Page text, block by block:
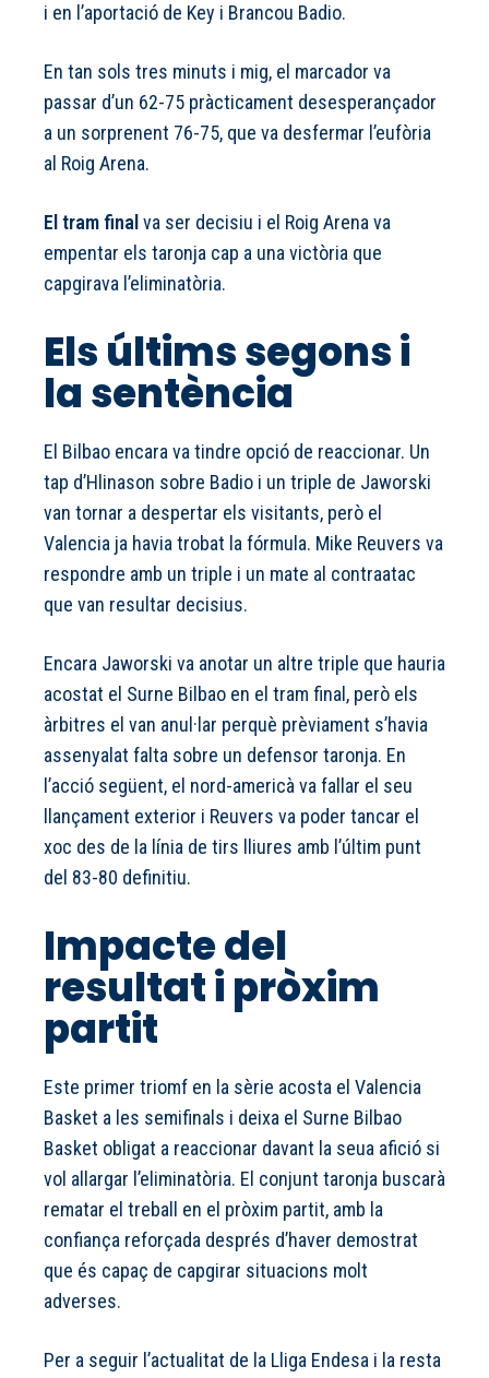
i en l’aportació de Key i Brancou Badio.
En tan sols tres minuts i mig, el marcador va
passar d’un 62-75 pràcticament desesperançador
a un sorprenent 76-75, que va desfermar l’eufòria
al Roig Arena.
El tram final va ser decisiu i el Roig Arena va
empentar els taronja cap a una victòria que
capgirava l’eliminatòria.
Els últims segons i
la sentència
El Bilbao encara va tindre opció de reaccionar. Un
tap d’Hlinason sobre Badio i un triple de Jaworski
van tornar a despertar els visitants, però el
Valencia ja havia trobat la fórmula. Mike Reuvers va
respondre amb un triple i un mate al contraatac
que van resultar decisius.
Encara Jaworski va anotar un altre triple que hauria
acostat el Surne Bilbao en el tram final, però els
àrbitres el van anul·lar perquè prèviament s’havia
assenyalat falta sobre un defensor taronja. En
l’acció següent, el nord-americà va fallar el seu
llançament exterior i Reuvers va poder tancar el
xoc des de la línia de tirs lliures amb l’últim punt
del 83-80 definitiu.
Impacte del
resultat i pròxim
partit
Este primer triomf en la sèrie acosta el Valencia
Basket a les semifinals i deixa el Surne Bilbao
Basket obligat a reaccionar davant la seua afició si
vol allargar l’eliminatòria. El conjunt taronja buscarà
rematar el treball en el pròxim partit, amb la
confiança reforçada després d’haver demostrat
que és capaç de capgirar situacions molt
adverses.
Per a seguir l’actualitat de la Lliga Endesa i la resta